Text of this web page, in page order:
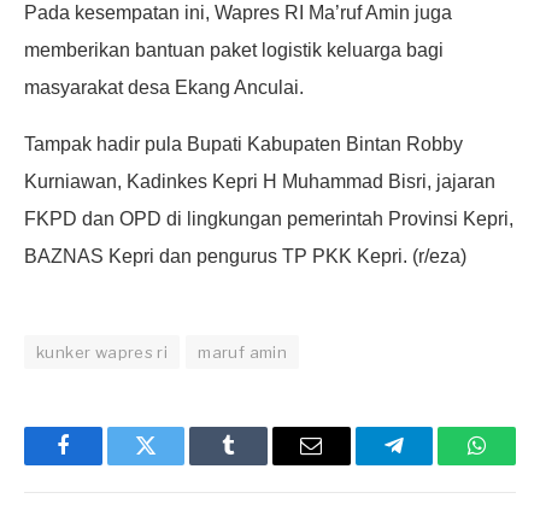
Pada kesempatan ini, Wapres RI Ma’ruf Amin juga
memberikan bantuan paket logistik keluarga bagi
masyarakat desa Ekang Anculai.
Tampak hadir pula Bupati Kabupaten Bintan Robby
Kurniawan, Kadinkes Kepri H Muhammad Bisri, jajaran
FKPD dan OPD di lingkungan pemerintah Provinsi Kepri,
BAZNAS Kepri dan pengurus TP PKK Kepri. (r/eza)
kunker wapres ri maruf amin
FacebookTwitter Tumblr Email Telegram